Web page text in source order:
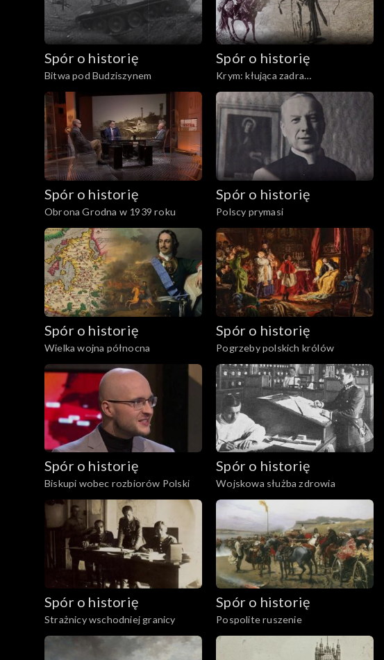
Spór o historię
Bitwa pod Budziszynem
Spór o historię
Krym: kłująca zadra
Rzeczypospolitej
Spór o historię
Obrona Grodna w 1939 roku
Spór o historię
Polscy prymasi
Spór o historię
Wielka wojna północna
Spór o historię
Pogrzeby polskich królów
Spór o historię
Biskupi wobec rozbiorów Polski
Spór o historię
Wojskowa służba zdrowia
Spór o historię
Strażnicy wschodniej granicy
Spór o historię
Pospolite ruszenie